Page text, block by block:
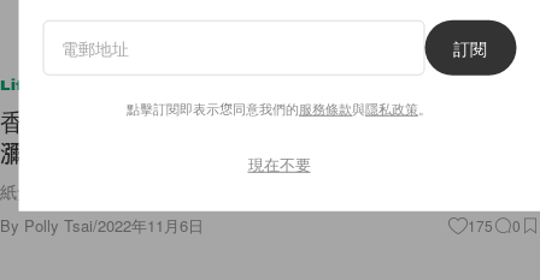
Lifestyle
香氣縈繞感官：點燃 Aesop 三款全新線香，空氣中
瀰漫靜謐絲屢！
紙盒內還附有一只鹿沼浮石小圓盤💛
By Polly Tsai/2022年11月6日 175 0
訂閱
點擊訂閱即表示您同意我們的服務條款與隱私政策
現在不要